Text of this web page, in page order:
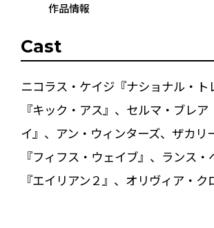
作品情報
Cast
ニコラス・ケイジ『ナショナル・ト
『キック・アス』、セルマ・ブレア
イ』、アン・ウィンターズ、ザカリ
『フィフス・ウェイブ』、ランス
『エイリアン２』、オリヴィア・ク